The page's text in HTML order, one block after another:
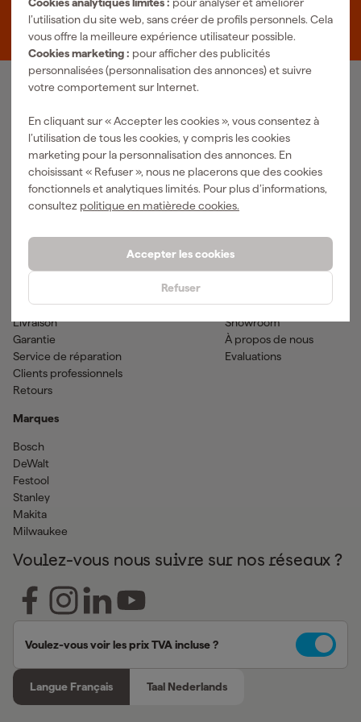
l’utilisation du site web, sans créer de profils personnels. Cela
vous offre la meilleure expérience utilisateur possible.
Cookies marketing : pour afficher des publicités
personnalisées (personnalisation des annonces) et suivre
votre comportement sur Internet.
En cliquant sur « Accepter les cookies », vous consentez à
l’utilisation de tous les cookies, y compris les cookies
marketing pour la personnalisation des annonces. En
choisissant « Refuser », nous ne placerons que des cookies
fonctionnels et analytiques limités. Pour plus d’informations,
consultez politique en matièrede cookies.
Accepter les cookies
Refuser
Zevenheuvelenweg 25
Outils pneumatiques
EPI et vêtements de travail
Outils de mesure
Outil sans-fil
Outils de jardinage
Méthodes de paiement
Livraison
Garantie
Service de réparation
Clients professionnels
Retours
Marques
Bosch
DeWalt
Festool
Stanley
Makita
Milwaukee
Fixami
Actualites
Showroom
À propos de nous
Evaluations
Voulez-vous nous suivre sur nos réseaux ?
Voulez-vous voir les prix TVA incluse ?
Langue Français Taal Nederlands